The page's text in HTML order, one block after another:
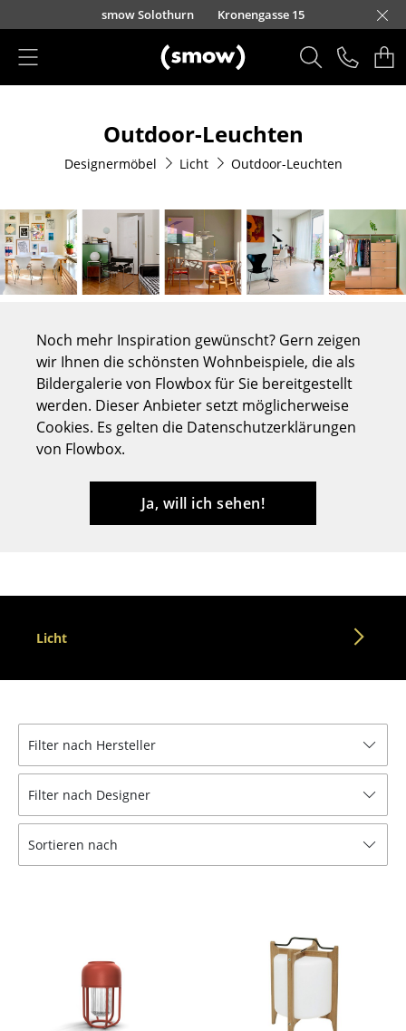
Direkt zum Inhaltsmow Solothurn Kronengasse 15
Esszimmerstühle
Sofas
Sessel
Loungesessel
Freischwinger
Barhocker
Hocker
Bürodrehstühle
Konferenzstühle
Bürosessel
... alle Sitzmöbel
Tische
Schreibtische
Sekretäre & PC-Tische
Outdoor-Leuchten
Designermöbel Licht Outdoor-Leuchten
Noch mehr Inspiration gewünscht? Gern zeigen
wir Ihnen die schönsten Wohnbeispiele, die als
Bildergalerie von Flowbox für Sie bereitgestellt
werden. Dieser Anbieter setzt möglicherweise
Cookies. Es gelten die Datenschutzerklärungen
von Flowbox.
Ja, will ich sehen!
Licht
Filter nach Hersteller
Filter nach Designer
Sortieren nach